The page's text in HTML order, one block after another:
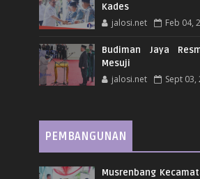
Kades
jalosi.net Feb 04,
Budiman Jaya
Mesuji
jalosi.net Sept 03,
PEMBANGUNAN
Musrenbang